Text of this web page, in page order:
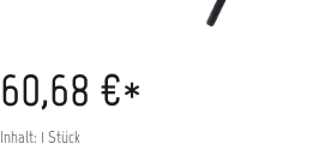
60,68 €*
Inhalt: 1 Stück